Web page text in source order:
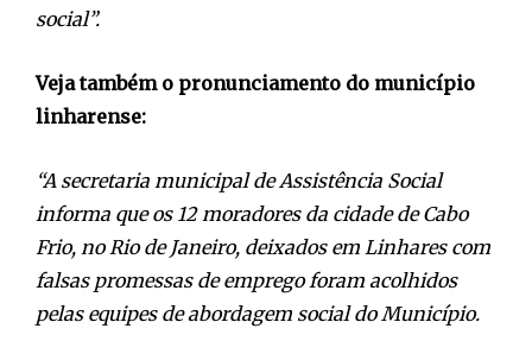
social”.
Veja também o pronunciamento do município
linharense:
“A secretaria municipal de Assistência Social
informa que os 12 moradores da cidade de Cabo
Frio, no Rio de Janeiro, deixados em Linhares com
falsas promessas de emprego foram acolhidos
pelas equipes de abordagem social do Município.